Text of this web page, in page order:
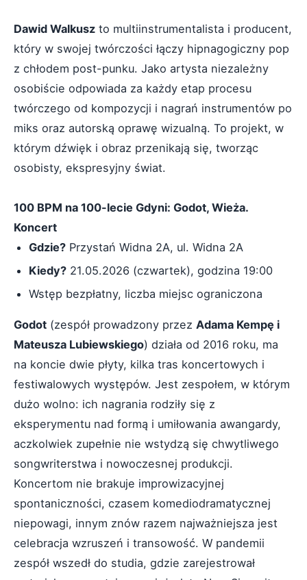
Dawid Walkusz to multiinstrumentalista i producent,
który w swojej twórczości łączy hipnagogiczny pop
z chłodem post-punku. Jako artysta niezależny
osobiście odpowiada za każdy etap procesu
twórczego od kompozycji i nagrań instrumentów po
miks oraz autorską oprawę wizualną. To projekt, w
którym dźwięk i obraz przenikają się, tworząc
osobisty, ekspresyjny świat.
100 BPM na 100-lecie Gdyni: Godot, Wieża.
Koncert
Gdzie? Przystań Widna 2A, ul. Widna 2A
Kiedy? 21.05.2026 (czwartek), godzina 19:00
Wstęp bezpłatny, liczba miejsc ograniczona
Godot (zespół prowadzony przez Adama Kempę i
Mateusza Lubiewskiego) działa od 2016 roku, ma
na koncie dwie płyty, kilka tras koncertowych i
festiwalowych występów. Jest zespołem, w którym
dużo wolno: ich nagrania rodziły się z
eksperymentu nad formą i umiłowania awangardy,
aczkolwiek zupełnie nie wstydzą się chwytliwego
songwriterstwa i nowoczesnej produkcji.
Koncertom nie brakuje improwizacyjnej
spontaniczności, czasem komediodramatycznej
niepowagi, innym znów razem najważniejsza jest
celebracja wzruszeń i transowość. W pandemii
zespół wszedł do studia, gdzie zarejestrował